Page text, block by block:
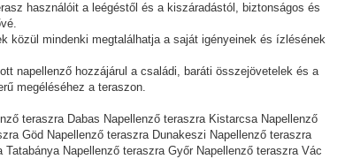
használóit a leégéstől és a kiszáradástól, biztonságos és
közül mindenki megtalálhatja a saját igényeinek és ízlésének
napellenző hozzájárul a családi, baráti összejövetelek és a
megéléséhez a teraszon.
teraszra Dabas Napellenző teraszra Kistarcsa Napellenző
Göd Napellenző teraszra Dunakeszi Napellenző teraszra
Napellenző teraszra Győr Napellenző teraszra Vác